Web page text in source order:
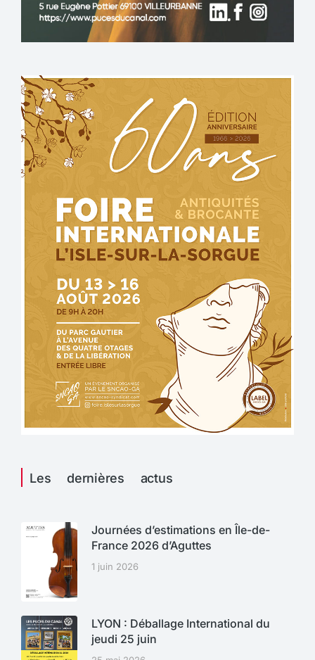
Les dernières actus
Journées d’estimations en Île-de-
France 2026 d’Aguttes
1 juin 2026
LYON : Déballage International du
jeudi 25 juin